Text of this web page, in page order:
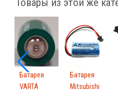
Товары из этой же
Батарея
VARTA
Батарея
Mitsubishi